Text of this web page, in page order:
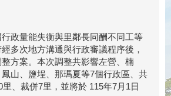
政量能失衡與里鄰長同酬不同工等
多次地方溝通與行政審議程序後，
方案。本次調整共影響左營、楠
山、鹽埕、那瑪夏等7個行政區、共
、裁併7里，並將於 115年7月1日